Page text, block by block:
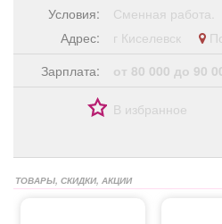
Я -
Условия:
Сменная работа.
Адрес:
г Киселевск
Зарплата:
от 80 000 до 90
В избранное
ТОВАРЫ, СКИДКИ, АКЦИИ